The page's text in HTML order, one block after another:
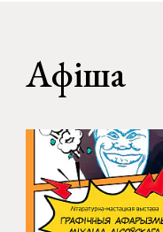
Афіша